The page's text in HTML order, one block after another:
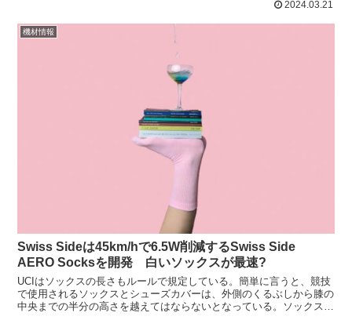
2024.03.21
機材情報
Swiss Sideは45km/hで6.5W削減するSwiss Side
AERO Socksを開発 白いソックスが最速?
UCIはソックスの長さもルールで規定している。簡単に言うと、競技
で使用されるソックスとシューズカバーは、外側のくるぶしから膝の
中央までの半分の高さを越えてはならないとなっている。ソックスに